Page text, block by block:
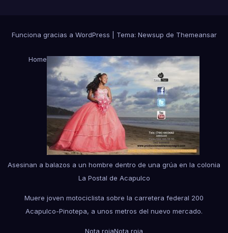
Funciona gracias a WordPress Tema: Newsup de Themeansar
Home
Asesinan a balazos a un hombre dentro de una grúa en la colonia
La Postal de Acapulco
Muere joven motociclista sobre la carretera federal 200
Acapulco-Pinotepa, a unos metros del nuevo mercado.
Nota rojaNota roja